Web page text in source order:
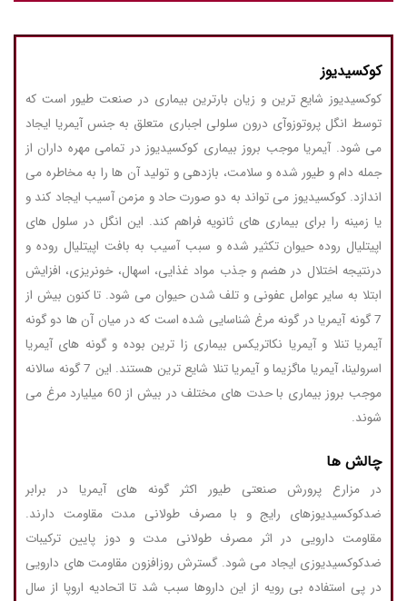
کوکسیدیوز
کوکسیدیوز شایع ترین و زیان بارترین بیماری در صنعت طیور است که
توسط انگل پروتوزوآی درون سلولی اجباری متعلق به جنس آیمریا ایجاد
می شود. آیمریا موجب بروز بیماری کوکسیدیوز در تمامی مهره داران از
جمله دام و طیور شده و سلامت، بازدهی و تولید آن ها را به مخاطره می
اندازد. کوکسیدیوز می تواند به دو صورت حاد و مزمن آسیب ایجاد کند و
یا زمینه را برای بیماری های ثانویه فراهم کند. این انگل در سلول های
اپیتلیال روده حیوان تکثیر شده و سبب آسیب به بافت اپیتلیال روده و
درنتیجه اختلال در هضم و جذب مواد غذایی، اسهال، خونریزی، افزایش
ابتلا به سایر عوامل عفونی و تلف شدن حیوان می شود. تا کنون بیش از
7 گونه آیمریا در گونه مرغ شناسایی شده است که در میان آن ها دو گونه
آیمریا تنلا و آیمریا نکاتریکس بیماری زا ترین بوده و گونه های آیمریا
اسرولینا، آیمریا ماگزیما و آیمریا تنلا شایع ترین هستند. این 7 گونه سالانه
موجب بروز بیماری با حدت های مختلف در بیش از 60 میلیارد مرغ می
شوند.
چالش ها
در مزارع پرورش صنعتی طیور اکثر گونه های آیمریا در برابر
ضدکوکسیدیوزهای رایج و با مصرف طولانی مدت مقاومت دارند.
مقاومت دارویی در اثر مصرف طولانی مدت و دوز پایین ترکیبات
ضدکوکسیدیوزی ایجاد می شود. گسترش روزافزون مقاومت های دارویی
در پی استفاده بی رویه از این داروها سبب شد تا اتحادیه اروپا از سال